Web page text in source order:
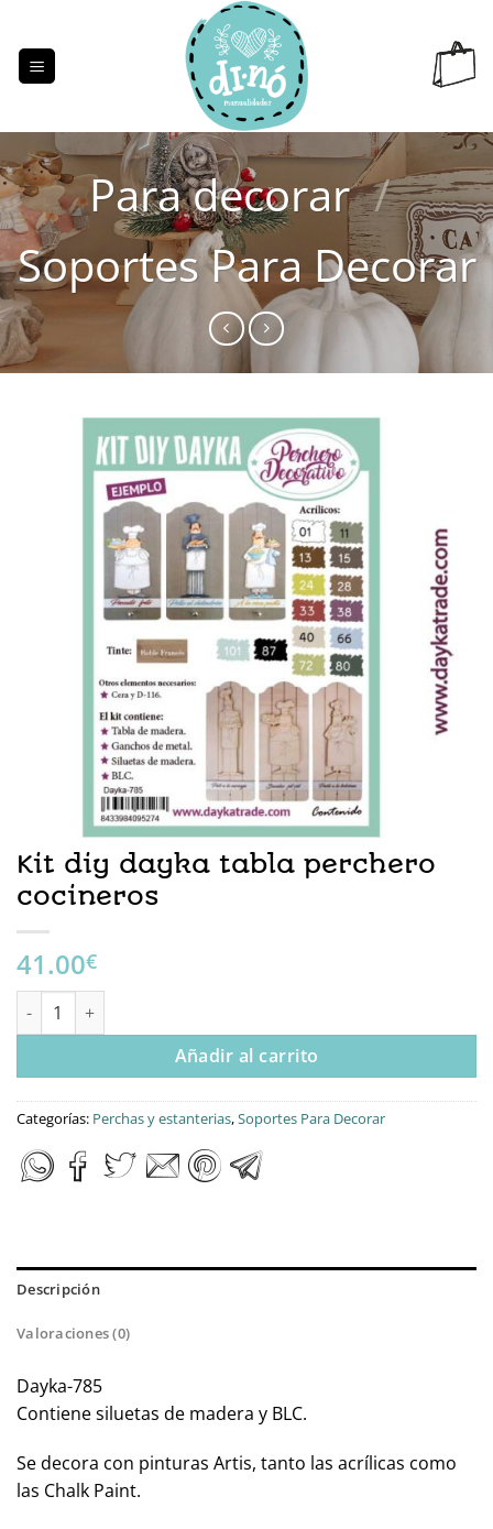
contenido
Para decorar /
Soportes Para Decorar
Kit diy dayka tabla perchero
cocineros
41.00€
Kit diy dayka tabla perchero cocineros cantidad
Añadir al carrito
Categorías: Perchas y estanterias,Soportes Para Decorar
Descripción
Valoraciones (0)
Dayka-785
Contiene siluetas de madera y BLC.
Se decora con pinturas Artis, tanto las acrílicas como
las Chalk Paint.